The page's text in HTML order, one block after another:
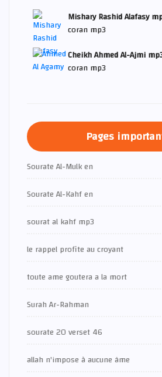
Mishary Rashid Alafasy
coran mp3
Cheikh Ahmed Al-Ajmi
coran mp3
Pages
Sourate Al-Mulk en
Sourate Al-Kahf en
sourat al kahf mp3
le rappel profite au croyant
toute ame goutera a la mort
Surah Ar-Rahman
sourate 20 verset 46
allah n'impose à aucune âme